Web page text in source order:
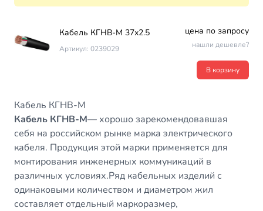
Кабель КГНВ-М 37х2.5
Артикул: 0239029
цена по запросу
нашли дешевле?
В корзину
Кабель КГНВ-М
Кабель КГНВ-М— хорошо зарекомендовавшая
себя на российском рынке марка электрического
кабеля. Продукция этой марки применяется для
монтирования инженерных коммуникаций в
различных условиях.Ряд кабельных изделий с
одинаковыми количеством и диаметром жил
составляет отдельный маркоразмер,